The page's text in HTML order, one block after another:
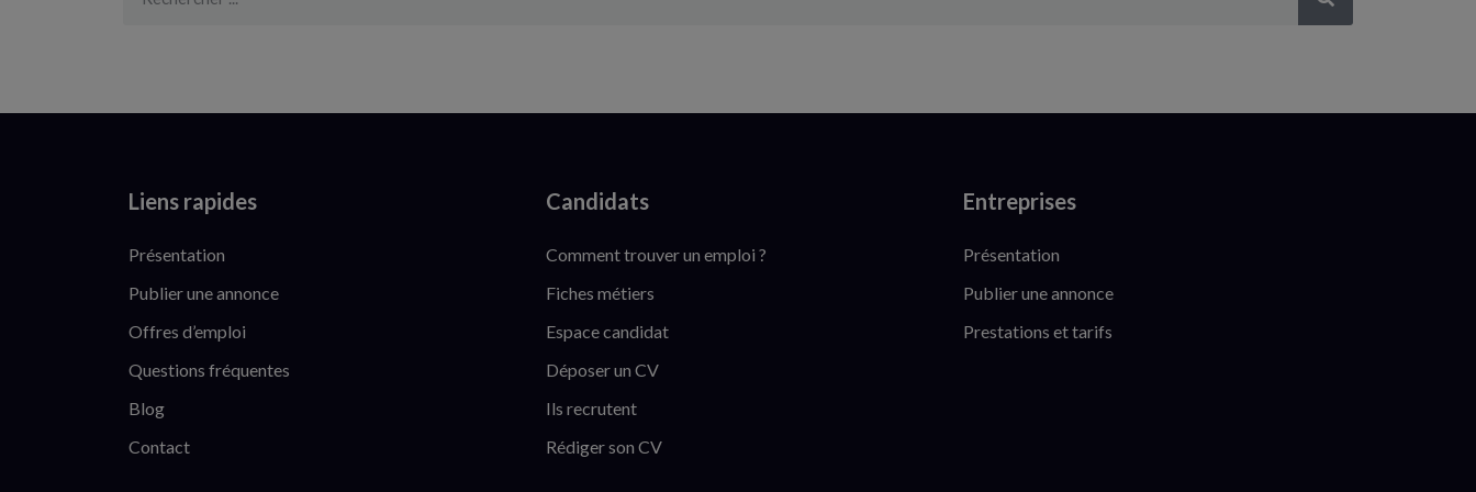
Liens rapides
Présentation
Publier une annonce
Offres d’emploi
Questions fréquentes
Blog
Contact
Candidats
Comment trouver un emploi ?
Fiches métiers
Espace candidat
Déposer un CV
Ils recrutent
Rédiger son CV
Entreprises
Présentation
Publier une annonce
Prestations et tarifs